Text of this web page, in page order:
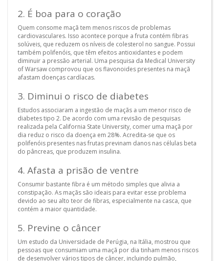
2. É boa para o coração
Quem consome maçã tem menos riscos de problemas
cardiovasculares. Isso acontece porque a fruta contém fibras
solúveis, que reduzem os níveis de colesterol no sangue. Possui
também polifenóis, que têm efeitos antioxidantes e podem
diminuir a pressão arterial. Uma pesquisa da Medical University
of Warsaw comprovou que os flavonoides presentes na maçã
afastam doenças cardíacas.
3. Diminui o risco de diabetes
Estudos associaram a ingestão de maçãs a um menor risco de
diabetes tipo 2. De acordo com uma revisão de pesquisas
realizada pela California State University, comer uma maçã por
dia reduz o risco da doença em 28%. Acredita-se que os
polifenóis presentes nas frutas previnam danos nas células beta
do pâncreas, que produzem insulina.
4. Afasta a prisão de ventre
Consumir bastante fibra é um método simples que alivia a
constipação. As maçãs são ideais para evitar esse problema
devido ao seu alto teor de fibras, especialmente na casca, que
contém a maior quantidade.
5. Previne o câncer
Um estudo da Universidade de Perúgia, na Itália, mostrou que
pessoas que consumiam uma maçã por dia tinham menos riscos
de desenvolver vários tipos de câncer, incluindo pulmão,